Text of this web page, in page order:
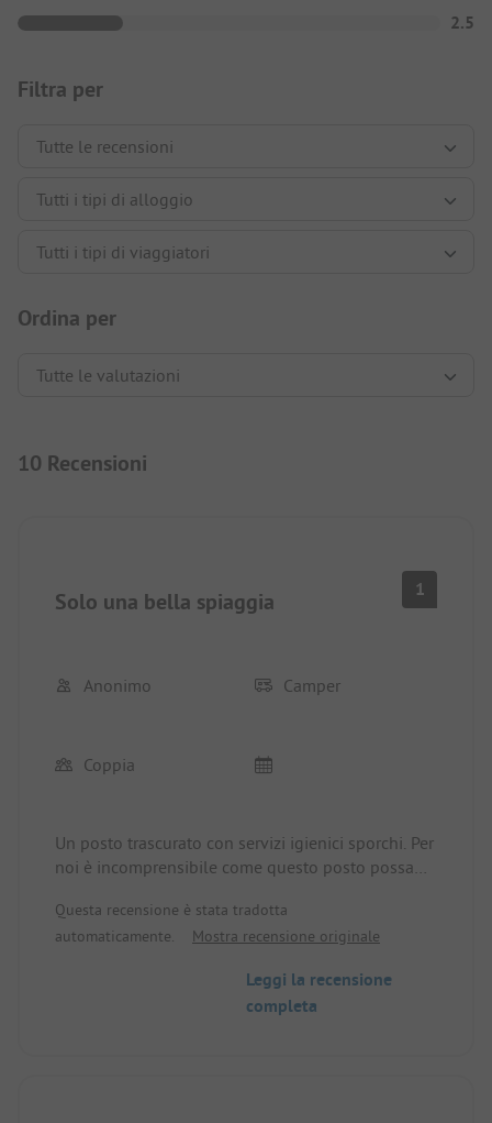
2.5
Filtra per
Ordina per
10 Recensioni
Solo una bella spiaggia 1
Anonimo Camper
Coppia
Un posto trascurato con servizi igienici sporchi. Per
noi è incomprensibile come questo posto possa
sufficiente.
Questa recensione è stata tradotta
automaticamente.
Mostra recensione originale
Leggi la recensione
completa